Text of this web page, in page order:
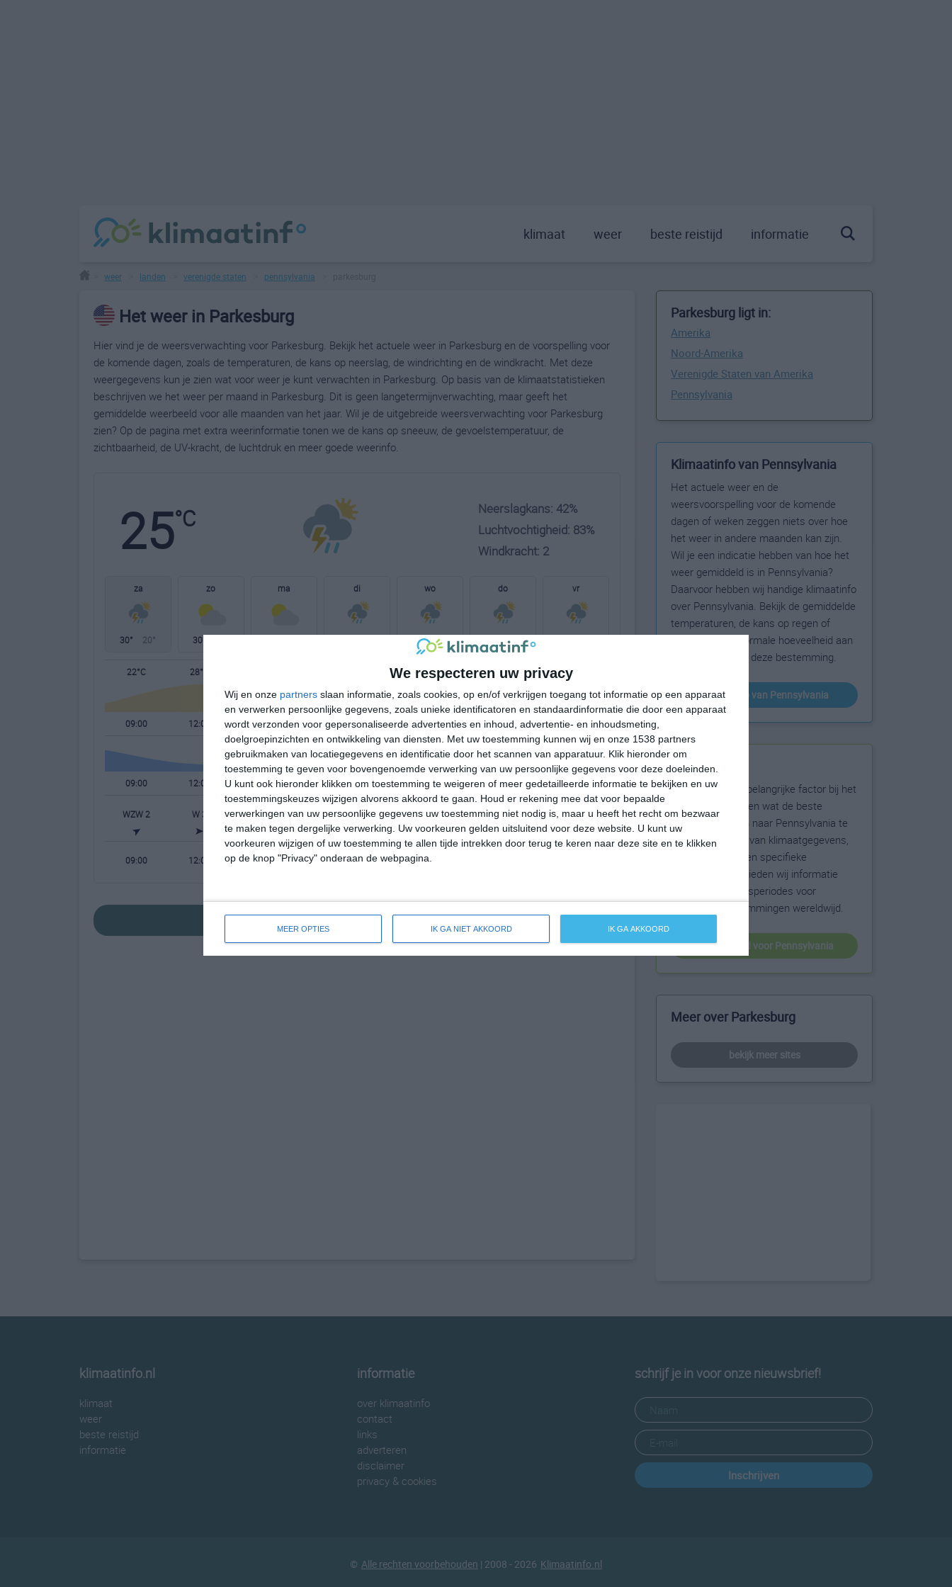
We respecteren uw privacy
Wij en onze partners slaan informatie, zoals cookies, op en/of verkrijgen toegang tot informatie op een apparaat
en verwerken persoonlijke gegevens, zoals unieke identificatoren en standaardinformatie die door een apparaat
wordt verzonden voor gepersonaliseerde advertenties en inhoud, advertentie- en inhoudsmeting,
doelgroepinzichten en ontwikkeling van diensten.
Met uw toestemming kunnen wij en onze 1538 partners
gebruikmaken van locatiegegevens en identificatie door het scannen van apparatuur. Klik hieronder om
toestemming te geven voor bovengenoemde verwerking van uw persoonlijke gegevens voor deze doeleinden.
U kunt ook hieronder klikken om toestemming te weigeren of meer gedetailleerde informatie te bekijken en uw
toestemmingskeuzes wijzigen alvorens akkoord te gaan.
Houd er rekening mee dat voor bepaalde
verwerkingen van uw persoonlijke gegevens uw toestemming niet nodig is, maar u heeft het recht om bezwaar
te maken tegen dergelijke verwerking. Uw voorkeuren gelden uitsluitend voor deze website. U kunt uw
voorkeuren wijzigen of uw toestemming te allen tijde intrekken door terug te keren naar deze site en te klikken
op de knop "Privacy" onderaan de webpagina.
MEER OPTIES IK GA NIET AKKOORD IK GA AKKOORD
klimaat weer beste reistijd informatie
weer landen verenigde staten pennsylvania
Het weer in Parkesburg
Hier vind je de weersverwachting voor Parkesburg. Bekijk het actuele weer in Parkesburg en de voorspelling voor
de komende dagen, zoals de temperaturen, de kans op neerslag, de windrichting en de windkracht. Met deze
weergegevens kun je zien wat voor weer je kunt verwachten in Parkesburg. Op basis van de klimaatstatistieken
beschrijven we het weer per maand in Parkesburg. Dit is geen langetermijnverwachting, maar geeft het
gemiddelde weerbeeld voor alle maanden van het jaar. Wil je de uitgebreide weersverwachting voor Parkesburg
zien? Op de pagina met extra weerinformatie tonen we de kans op sneeuw, de gevoelstemperatuur, de
zichtbaarheid, de UV-kracht, de luchtdruk en meer goede weerinfo.
25°C
Neerslagkans: 42%
Luchtvochtigheid: 83%
Windkracht: 2
za
30° 20°
zo
30°
ma di wo
29° 20°
do
19°
vr
22°C 28°C 25°C 23°C 22°C 21°C
09:00 12:00 15:00 18:00 21:00 00:00 03:00 06:00
09:00 12:00 15:00 18:00 21:00 00:00 03:00 06:00
WZW 2 W 3 ZW 3 WZW 2 ZW 2 ZW 1 WZW 1 W 2
09:00 12:00 15:00 18:00 21:00
bekijk de uitgebreide weersverwachting voor Parkesburg
Parkesburg ligt in:
Amerika
Noord-Amerika
Verenigde Staten van Amerika
Pennsylvania
Klimaatinfo van Pennsylvania
Het actuele weer en de
weersvoorspelling voor de komende
dagen of weken zeggen niets over hoe
het weer in andere maanden kan zijn.
Wil je een indicatie hebben van hoe het
weer gemiddeld is in Pennsylvania?
Daarvoor hebben wij handige klimaatinfo
over Pennsylvania. Bekijk de gemiddelde
temperaturen, de kans op regen of
sneeuw en de normale hoeveelheid aan
zonneschijn voor deze bestemming.
klimaatinfo van Pennsylvania
Beste reistijd
Het weer is een belangrijke factor bij het
reizen. Wil je weten wat de beste
maanden zijn om naar Pennsylvania te
reizen? Op basis van klimaatgegevens,
weersextremen en specifieke
weerinformatie bieden wij informatie
over de beste reisperiodes voor
duizenden bestemmingen wereldwijd.
beste reistijd voor Pennsylvania
Meer over Parkesburg
bekijk meer sites
klimaatinfo.nl
klimaat
weer
beste reistijd
informatie
informatie
over klimaatinfo
contact
links
adverteren
disclaimer
privacy & cookies
schrijf je in voor onze nieuwsbrief!
Inschrijven
© Alle rechten voorbehouden | 2008 - 2026 Klimaatinfo.nl